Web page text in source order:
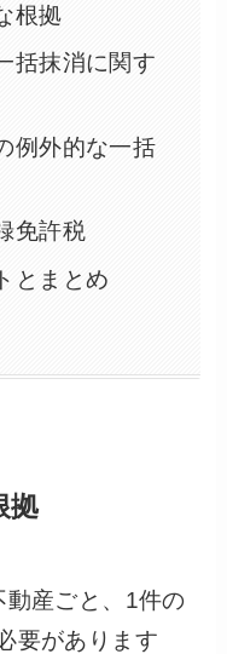
根拠
括抹消に関す
例外的な一括
免許税
とまとめ
拠
産ごと、1件の
要があります